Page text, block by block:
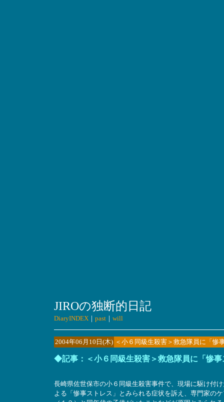
JIROの独断的日記
DiaryINDEX｜ past｜ will
2004年06月10日(木) ＜小６同級生殺害＞救急隊員に「
◆記事：＜小６同級生殺害＞救急隊員に「惨事
長崎県佐世保市の小６同級生殺害事件で、現場に駆け付
よる「惨事ストレス」とみられる症状を訴え、専門家の